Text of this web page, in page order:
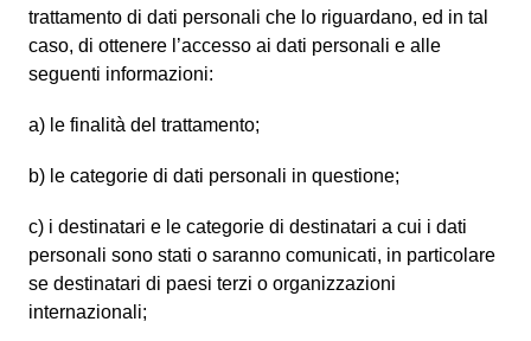
trattamento di dati personali che lo riguardano, ed in tal
caso, di ottenere l’accesso ai dati personali e alle
seguenti informazioni:
a) le finalità del trattamento;
b) le categorie di dati personali in questione;
c) i destinatari e le categorie di destinatari a cui i dati
personali sono stati o saranno comunicati, in particolare
se destinatari di paesi terzi o organizzazioni
internazionali;